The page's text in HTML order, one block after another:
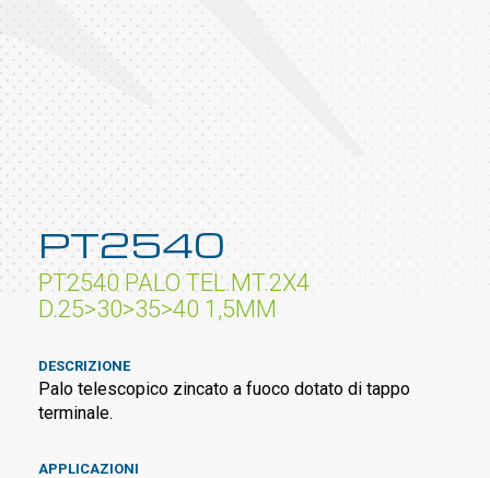
PT2540
PT2540 PALO TEL.MT.2X4
D.25>30>35>40 1,5MM
DESCRIZIONE
Palo telescopico zincato a fuoco dotato di tappo
terminale.
APPLICAZIONI